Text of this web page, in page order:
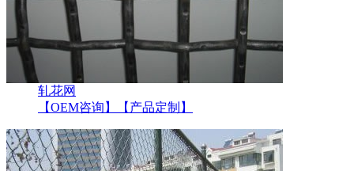
轧花网
【OEM咨询】
【产品定制】